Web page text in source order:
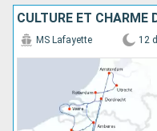
MS Lafayette 12 d